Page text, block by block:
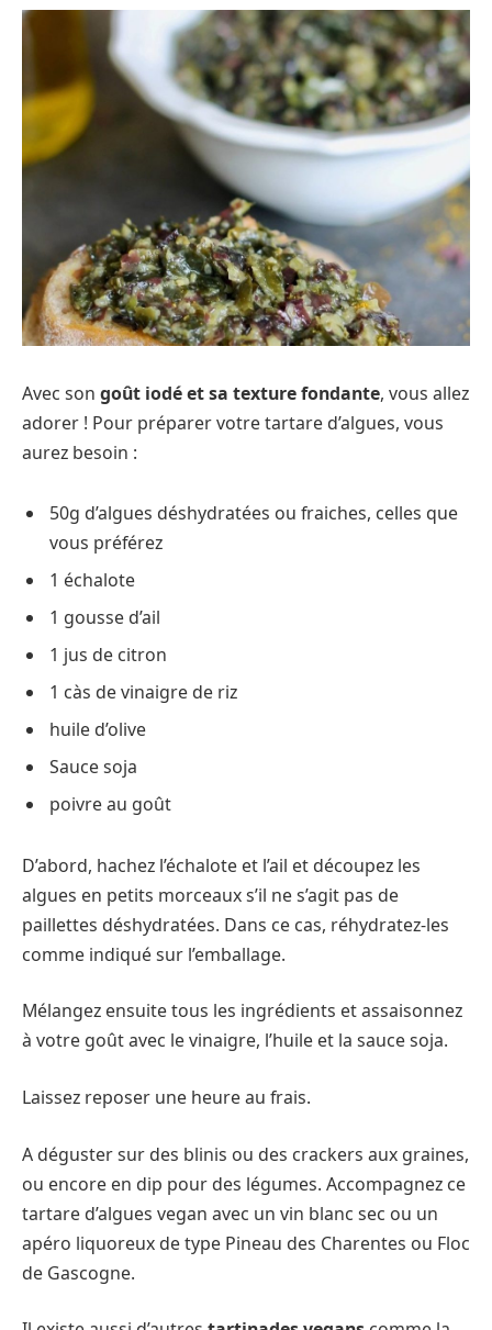
Avec son goût iodé et sa texture fondante, vous allez
adorer ! Pour préparer votre tartare d’algues, vous
aurez besoin :
50g d’algues déshydratées ou fraiches, celles que
vous préférez
1 échalote
1 gousse d’ail
1 jus de citron
1 càs de vinaigre de riz
huile d’olive
Sauce soja
poivre au goût
D’abord, hachez l’échalote et l’ail et découpez les
algues en petits morceaux s’il ne s’agit pas de
paillettes déshydratées. Dans ce cas, réhydratez-les
comme indiqué sur l’emballage.
Mélangez ensuite tous les ingrédients et assaisonnez
à votre goût avec le vinaigre, l’huile et la sauce soja.
Laissez reposer une heure au frais.
A déguster sur des blinis ou des crackers aux graines,
ou encore en dip pour des légumes. Accompagnez ce
tartare d’algues vegan avec un vin blanc sec ou un
apéro liquoreux de type Pineau des Charentes ou Floc
de Gascogne.